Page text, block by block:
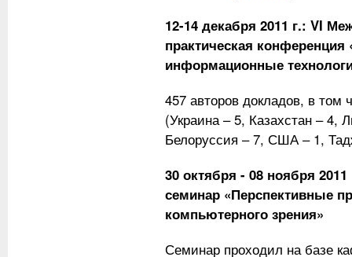
12-14 декабря 2011 г.: VI
практическая
информационные
457 авторов докладов, в том
(Украина – 5, Казахстан – 4,
Белоруссия – 7, США – 1,
30 октября - 08 ноября
семинар «Перспективные
компьютерного зрения»
Семинар проходил на базе